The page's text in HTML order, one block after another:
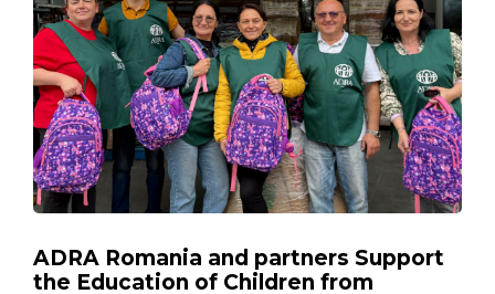
ADRA Romania and partners Support
the Education of Children from